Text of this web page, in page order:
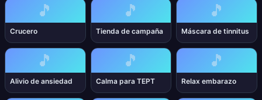
🎵
Crucero
🎵
Tienda de campaña
🎵
Máscara de tinnitus
🎵
Alivio de ansiedad
🎵
Calma para TEPT
🎵
Relax embarazo